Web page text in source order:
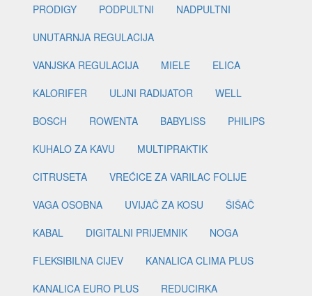
PRODIGY
PODPULTNI
NADPULTNI
UNUTARNJA REGULACIJA
VANJSKA REGULACIJA
MIELE
ELICA
KALORIFER
ULJNI RADIJATOR
WELL
BOSCH
ROWENTA BABYLISS
PHILIPS
KUHALO ZA KAVU
MULTIPRAKTIK
CITRUSETA
VREĆICE ZA VARILAC FOLIJE
VAGA OSOBNA
UVIJAČ ZA KOSU
ŠIŠAČ
KABAL
DIGITALNI PRIJEMNIK
NOGA
FLEKSIBILNA CIJEV
KANALICA CLIMA PLUS
KANALICA EURO PLUS
REDUCIRKA